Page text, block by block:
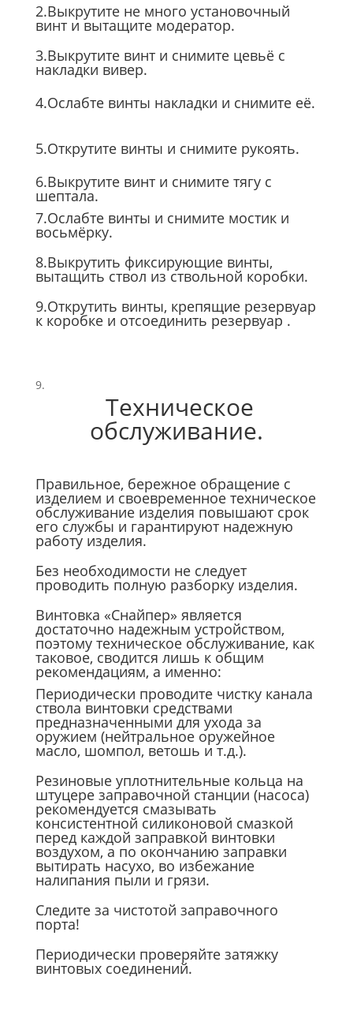
2.Выкрутите не много установочный
винт и вытащите модератор.
3.Выкрутите винт и снимите цевьё с
накладки вивер.
4.Ослабте винты накладки и снимите её.
5.Открутите винты и снимите рукоять.
6.Выкрутите винт и снимите тягу с
шептала.
7.Ослабте винты и снимите мостик и
восьмёрку.
8.Выкрутить фиксирующие винты,
вытащить ствол из ствольной коробки.
9.Открутить винты, крепящие резервуар
к коробке и отсоединить резервуар .
Техническое
обслуживание.
Правильное, бережное обращение с
изделием и своевременное техническое
обслуживание изделия повышают срок
его службы и гарантируют надежную
работу изделия.
Без необходимости не следует
проводить полную разборку изделия.
Винтовка «Снайпер» является
достаточно надежным устройством,
поэтому техническое обслуживание, как
таковое, сводится лишь к общим
рекомендациям, а именно:
Периодически проводите чистку канала
ствола винтовки средствами
предназначенными для ухода за
оружием (нейтральное оружейное
масло, шомпол, ветошь и т.д.).
Резиновые уплотнительные кольца на
штуцере заправочной станции (насоса)
рекомендуется смазывать
консистентной силиконовой смазкой
перед каждой заправкой винтовки
воздухом, а по окончанию заправки
вытирать насухо, во избежание
налипания пыли и грязи.
Следите за чистотой заправочного
порта!
Периодически проверяйте затяжку
винтовых соединений.